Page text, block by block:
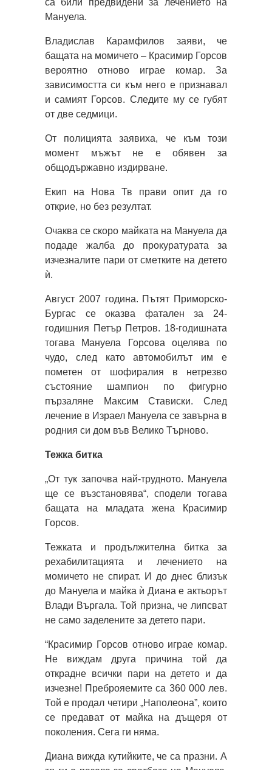
Мануела.
Владислав Карамфилов заяви, че
бащата на момичето – Красимир Горсов
вероятно отново играе комар. За
зависимостта си към него е признавал
и самият Горсов. Следите му се губят
от две седмици.
От полицията заявиха, че към този
момент мъжът не е обявен за
общодържавно издирване.
Екип на Нова Тв прави опит да го
открие, но без резултат.
Oчаква се скоро майката на Mануела да
подаде жалба до прокуратурата за
изчезналите пари от смeтките на детето
ѝ.
Август 2007 година. Пътят Приморско-
Бургас се оказва фатален за 24-
годишния Петър Петров. 18-годишната
тогава Мануела Горсова оцелява по
чудо, след като автомобилът им е
пометен от шофиралия в нетрезво
състояние шампион по фигурно
пързаляне Максим Стависки. След
лечение в Израел Мануела се завърна в
родния си дом във Велико Търново.
Тежка битка
„От тук започва най-трудното. Мануела
ще се възстановява“, сподели тогава
бащата на младата жена Красимир
Горсов.
Тежката и продължителна битка за
рехабилитацията и лечението на
момичето не спират. И до днес близък
до Мануела и майка ѝ Диана е актьорът
Влади Въргала. Той призна, че липсват
не само заделените за детето пари.
“Красимир Горсов отново играе комар.
Не виждам друга причина той да
открадне всички пари на детето и да
изчезне! Преброяемите са 360 000 лев.
Той е продал четири „Наполеона”, които
се предават от майка на дъщеря от
поколения. Сега ги няма.
Диана вижда кутийките, че са празни. А